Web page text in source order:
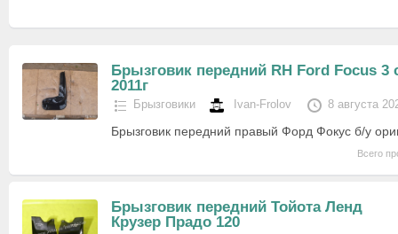
Брызговик передний RH Ford Focus 3
2011г
Брызговики Ivan-Frolov 8 августа
Брызговик передний правый Форд Фокус б/у
Всего
Брызговик передний Тойота Ленд
Крузер Прадо 120